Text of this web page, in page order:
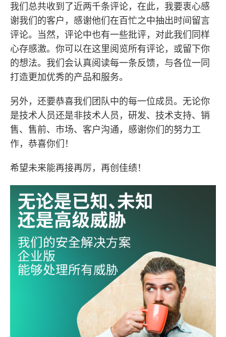
我们总共收到了近两千条评论，在此，我要衷心感
谢我们的客户，感谢他们在百忙之中抽出时间留言
评论。当然，评论中也有一些批评，对此我们同样
心存感激。你可以在这里阅览所有评论，或留下你
的想法。我们会认真阅读每一条反馈，与各位一同
打造更加优秀的产品和服务。
另外，还要恭喜我们团队中的每一位成员。无论你
是技术人员还是非技术人员，研发、技术支持、销
售、售前、市场、客户沟通，感谢你们的努力工
作，恭喜你们！
希望未来能再接再厉，再创佳绩！